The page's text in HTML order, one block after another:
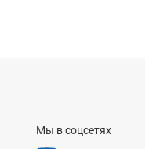
Мы в соцсетях